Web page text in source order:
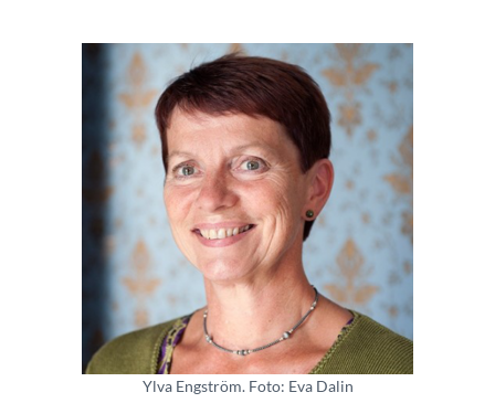
Ylva Engström. Foto: Eva Dalin